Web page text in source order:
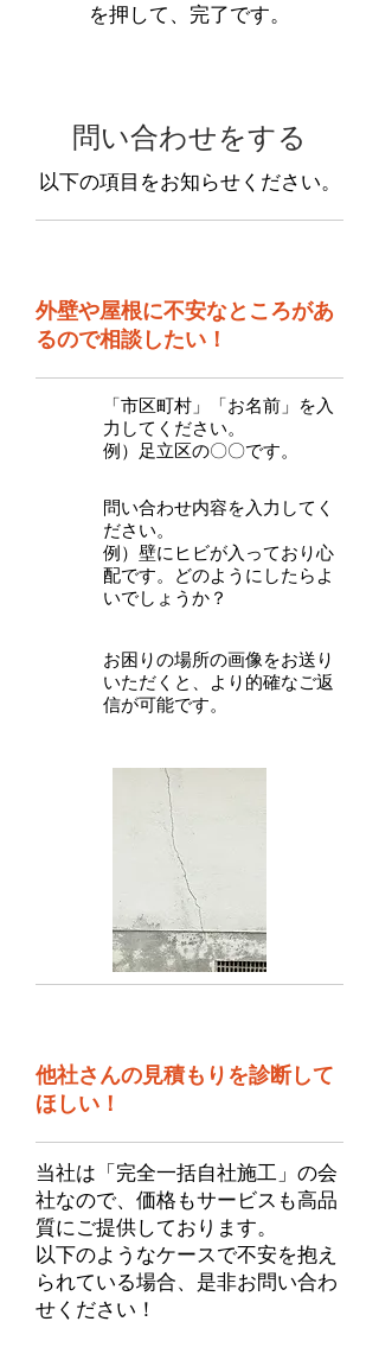
を押して、完了です。
​問い合わせをする
以下の項目をお知らせください​。
外壁や屋根に不安なところがあ
るので相談したい！
「市区町村」「お名前」を入
力してください。
​例）足立区の〇〇です。
問い合わせ内容を入力してく
ださい。
例）壁にヒビが入っており心
配です。どのようにしたらよ
いでしょうか？
お困りの場所の画像をお送り
いただくと、より的確なご返
信が可能です。
他社さんの見積もりを診断して
ほしい！
当社は「完全一括自社施工」の会
社なので、価格もサービスも高品
質にご提供しております。
以下のようなケースで不安を抱え
られている場合、是非お問い合わ
せください！